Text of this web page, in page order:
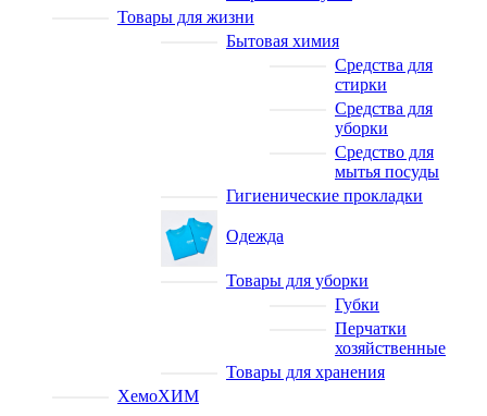
Товары для жизни
Бытовая химия
Средства для
стирки
Средства для
уборки
Средство для
мытья посуды
Гигиенические прокладки
Одежда
Товары для уборки
Губки
Перчатки
хозяйственные
Товары для хранения
ХемоХИМ